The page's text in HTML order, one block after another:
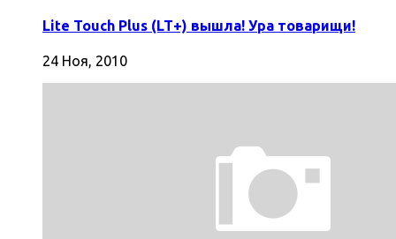
Lite Touch Plus (LT+) вышла! Ура товарищи!
24 Ноя, 2010